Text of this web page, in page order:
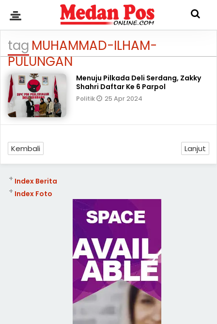
tag MUHAMMAD-ILHAM-
PULUNGAN
Menuju Pilkada Deli Serdang, Zakky
Shahri Daftar Ke 6 Parpol
Politik 25 Apr 2024
Kembali Lanjut
Index Berita
+
Index Foto
+